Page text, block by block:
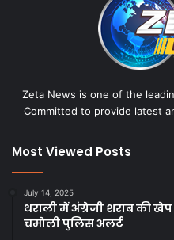
Zeta News is one of the
Committed to provide latest
Most Viewed Posts
July 14, 2025
थराली में अंग्रेजी शराब की
चमोली पुलिस अलर्ट